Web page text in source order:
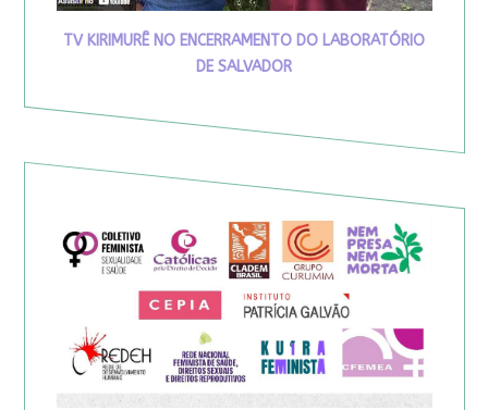
TV KIRIMURÊ NO ENCERRAMENTO DO LABORATÓRIO
DE SALVADOR